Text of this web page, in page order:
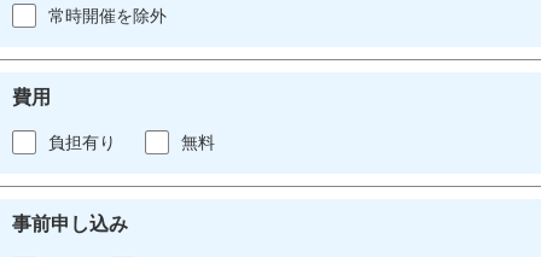
常時開催を除外
費用
負担有り 無料
事前申し込み